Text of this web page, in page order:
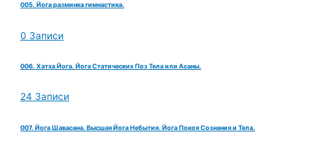
005. Йога разминка гимнастика.
0 Записи
006. Хатха Йога. Йога Статических Поз Тела или Асаны.
24 Записи
007. Йога Шавасана. Высшая Йога Небытия. Йога Покоя Сознания и Тела.